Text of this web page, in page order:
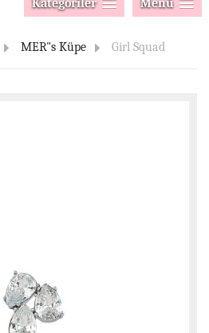
Menü
Kategoriler
MER"s Küpe Girl Squad